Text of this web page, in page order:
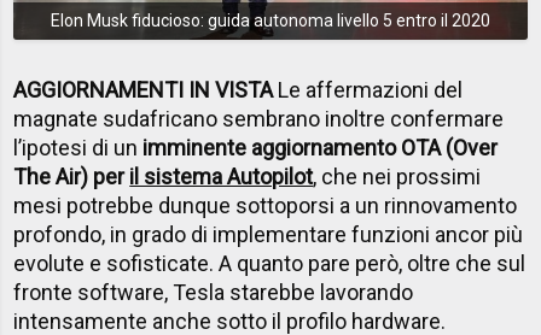
Elon Musk fiducioso: guida autonoma livello 5 entro il 2020
AGGIORNAMENTI IN VISTALe affermazioni del
magnate sudafricano sembrano inoltre confermare
l’ipotesi di un imminente aggiornamento OTA (Over
The Air) peril sistema Autopilot, che nei prossimi
mesi potrebbe dunque sottoporsi a un rinnovamento
profondo, in grado di implementare funzioni ancor più
evolute e sofisticate. A quanto pare però, oltre che sul
fronte software, Tesla starebbe lavorando
intensamente anche sotto il profilo hardware.